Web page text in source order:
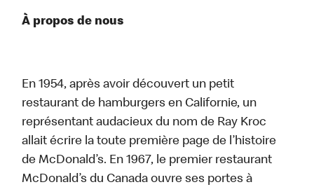
À propos de nous
En 1954, après avoir découvert un petit
restaurant de hamburgers en Californie, un
représentant audacieux du nom de Ray Kroc
allait écrire la toute première page de l’histoire
de McDonald’s. En 1967, le premier restaurant
McDonald’s du Canada ouvre ses portes à